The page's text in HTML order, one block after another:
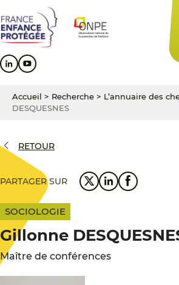
au
contenu
principal
au
menu
principal
au
pied
de
Accueil > Recherche > L’annuaire des
DESQUESNES
RETOUR
PARTAGER SUR
SOCIOLOGIE
Gillonne
Maître de conférences